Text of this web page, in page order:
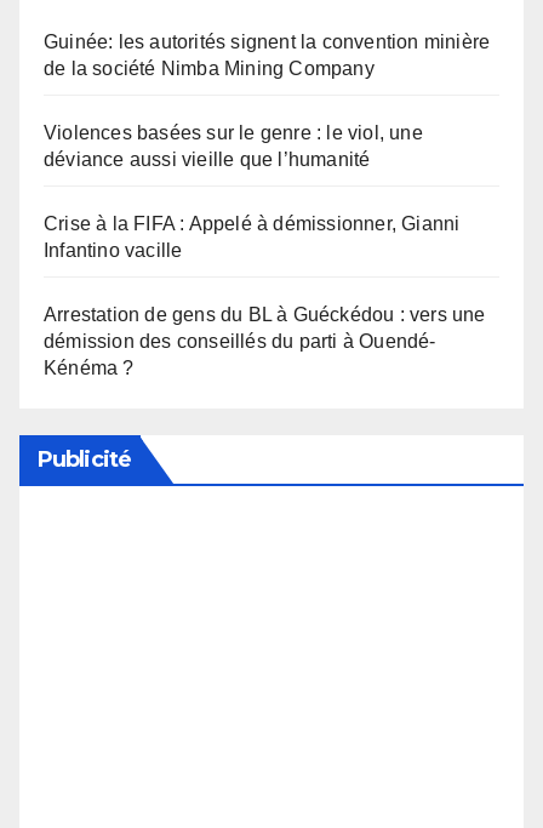
Guinée: les autorités signent la convention minière
de la société Nimba Mining Company
Violences basées sur le genre : le viol, une
déviance aussi vieille que l’humanité
Crise à la FIFA : Appelé à démissionner, Gianni
Infantino vacille
Arrestation de gens du BL à Guéckédou : vers une
démission des conseillés du parti à Ouendé-
Kénéma ?
Publicité